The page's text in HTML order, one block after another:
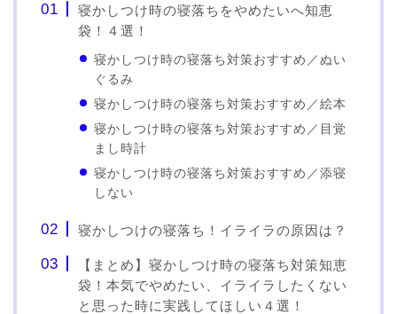
寝かしつけ時の寝落ちをやめたいへ知恵
袋！４選！
寝かしつけ時の寝落ち対策おすすめ／ぬい
ぐるみ
寝かしつけ時の寝落ち対策おすすめ／絵本
寝かしつけ時の寝落ち対策おすすめ／目覚
まし時計
寝かしつけ時の寝落ち対策おすすめ／添寝
しない
寝かしつけの寝落ち！イライラの原因は？
【まとめ】寝かしつけ時の寝落ち対策知恵
袋！本気でやめたい、イライラしたくない
と思った時に実践してほしい４選！